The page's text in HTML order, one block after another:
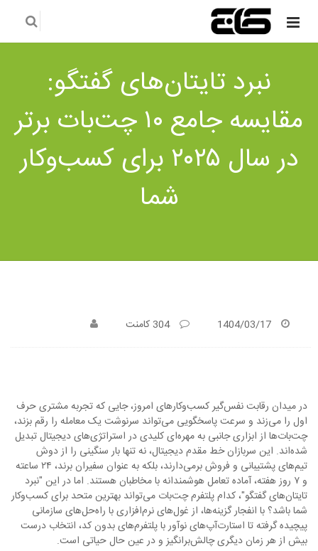
نبرد تایتان‌های گفتگو:
مقایسه جامع ۱۰ چت‌بات برتر
در سال ۲۰۲۵ برای کسب‌وکار
شما
1404/03/17 304 کامنت
در میدان رقابت نفس‌گیر کسب‌وکارهای امروز، جایی که تجربه مشتری حرف
اول را می‌زند و سرعت پاسخگویی می‌تواند سرنوشت یک معامله را رقم بزند،
چت‌بات‌ها از ابزاری جانبی به مهره‌ای کلیدی در استراتژی‌های دیجیتال تبدیل
شده‌اند. این سربازان خط مقدم دیجیتال، نه تنها بار سنگینی را از دوش
تیم‌های پشتیبانی و فروش برمی‌دارند، بلکه به عنوان سفیران برند، ۲۴ ساعته
و ۷ روز هفته، آماده تعامل هوشمندانه با مخاطبان هستند. اما در این "نبرد
تایتان‌های گفتگو"، کدام پلتفرم چت‌بات می‌تواند بهترین متحد برای کسب‌وکار
شما باشد؟ با انفجار گزینه‌ها، از غول‌های نرم‌افزاری با راه‌حل‌های سازمانی
پیچیده گرفته تا استارت‌آپ‌های نوآور با پلتفرم‌های بدون کد، انتخاب درست
بیش از هر زمان دیگری چالش‌برانگیز و در عین حال حیاتی است.